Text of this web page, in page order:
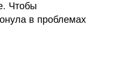
Чтобы
в проблемах